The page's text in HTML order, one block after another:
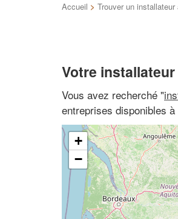
Accueil > Trouver un installateur
Votre
Vous avez recherché "
entreprises disponibles
+
−